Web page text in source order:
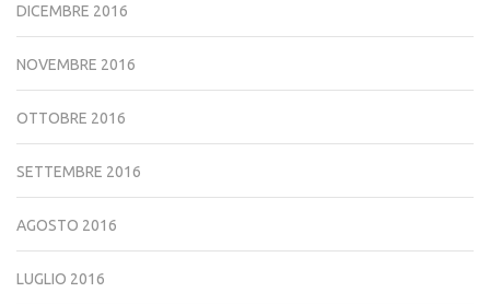
DICEMBRE 2016
NOVEMBRE 2016
OTTOBRE 2016
SETTEMBRE 2016
AGOSTO 2016
LUGLIO 2016